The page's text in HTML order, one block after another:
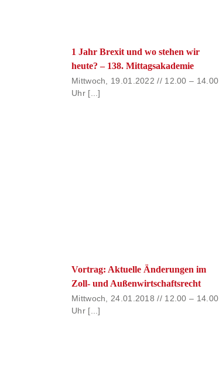
1 Jahr Brexit und wo stehen wir
heute? – 138. Mittagsakademie
Mittwoch, 19.01.2022 // 12.00 – 14.00
Uhr [...]
Vortrag: Aktuelle Änderungen im
Zoll- und Außenwirtschaftsrecht
Mittwoch, 24.01.2018 // 12.00 – 14.00
Uhr [...]